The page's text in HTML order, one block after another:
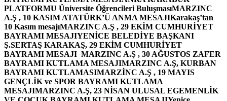
PLATFORMU Üniversite Öğrencileri BuluşmasıMARZINC
A.Ş , 10 KASIM ATATÜRK’Ü ANMA MESAJIKarakaş’tan
10 Kasım mesajıMARZINC A.Ş , 29 EKİM CUMHURİYET
BAYRAMI MESAJIYENİCE BELEDİYE BAŞKANI
Ş.SERTAŞ KARAKAŞ, 29 EKİM CUMHURİYET
BAYRAMI MESAJI MARZINC A.Ş , 30 AĞUSTOS ZAFER
BAYRAMI KUTLAMA MESAJIMARZINC A.Ş, KURBAN
BAYRAMI KUTLAMASIMARZİNC A.Ş , 19 MAYIS
GENÇLİK ve SPOR BAYRAMI KUTLAMA
MESAJIMARZINC A.Ş, 23 NİSAN ULUSAL EGEMENLİK